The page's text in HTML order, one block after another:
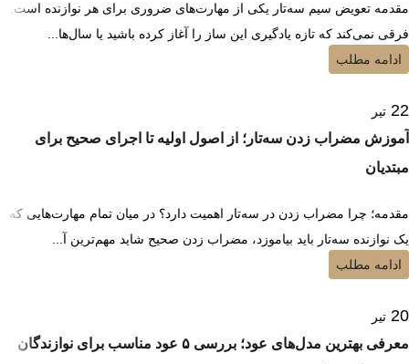
مقدمه تعویض سیم سه‌تار یکی از مهارت‌های ضروری برای هر نوازنده است.
فرقی نمی‌کند که تازه یادگیری این ساز را آغاز کرده باشید یا سال‌ها...
ادامه مطلب
22 تیر
آموزش مضراب زدن سه‌تار؛ از اصول اولیه تا اجرای صحیح برای
مبتدیان
مقدمه؛ چرا مضراب زدن در سه‌تار اهمیت دارد؟ در میان تمام مهارت‌هایی که
یک نوازنده سه‌تار باید بیاموزد، مضراب زدن صحیح شاید مهم‌ترین آ...
ادامه مطلب
20 تیر
معرفی بهترین مدل‌های عود؛ بررسی ۵ عود مناسب برای نوازندگان